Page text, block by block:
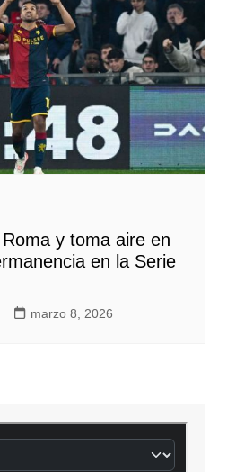
y toma aire en
en la Serie
marzo 8, 2026